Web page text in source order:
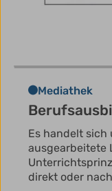
Mediathek
Es handelt sich
ausgearbeitete
direkt oder nach